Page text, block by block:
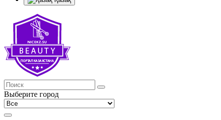
Выберите город